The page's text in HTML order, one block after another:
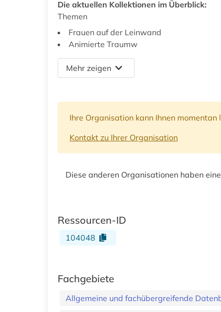
Die aktuellen Kollektionen im Überblick:
Themen
Frauen auf der Leinwand
Animierte Traumw
Mehr zeigen
Ihre Organisation kann Ihnen
Kontakt zu Ihrer Organisation
Diese anderen Organisationen haben
Ressourcen-ID
104048
Fachgebiete
Allgemeine und fachübergreifende